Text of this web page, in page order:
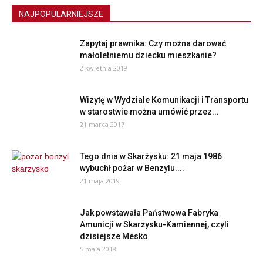
NAJPOPULARNIEJSZE
Zapytaj prawnika: Czy można darować
małoletniemu dziecku mieszkanie?
2 kwietnia 2019
Wizytę w Wydziale Komunikacji i Transportu
w starostwie można umówić przez...
21 marca 2017
Tego dnia w Skarżysku: 21 maja 1986
wybuchł pożar w Benzylu....
21 maja 2019
Jak powstawała Państwowa Fabryka
Amunicji w Skarżysku-Kamiennej, czyli
dzisiejsze Mesko
5 maja 2018